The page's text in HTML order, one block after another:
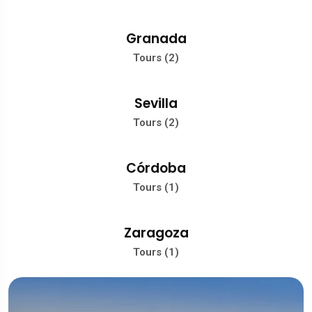
Granada
Tours (2)
Sevilla
Tours (2)
Córdoba
Tours (1)
Zaragoza
Tours (1)